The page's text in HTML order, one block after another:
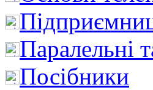
Паралельні
Посібники